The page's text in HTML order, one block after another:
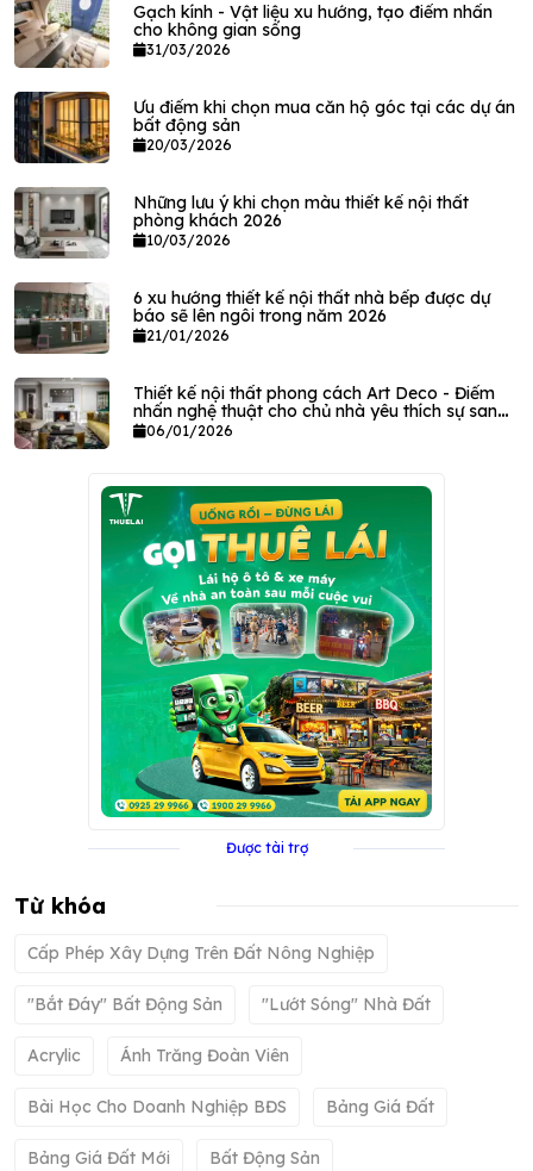
Gạch kính - Vật liệu xu hướng, tạo điểm nhấn
cho không gian sống
31/03/2026
Ưu điểm khi chọn mua căn hộ góc tại các dự án
bất động sản
20/03/2026
Những lưu ý khi chọn màu thiết kế nội thất
phòng khách 2026
10/03/2026
6 xu hướng thiết kế nội thất nhà bếp được dự
báo sẽ lên ngôi trong năm 2026
21/01/2026
Thiết kế nội thất phong cách Art Deco - Điểm
nhấn nghệ thuật cho chủ nhà yêu thích sự sang
trọng
06/01/2026
Được tài trợ
Từ khóa
Cấp Phép Xây Dựng Trên Đất Nông Nghiệp
"bắt Đáy" Bất Động Sản "lướt Sóng" Nhà Đất
Acrylic Ánh Trăng Đoàn Viên
Bài Học Cho Doanh Nghiệp BĐS Bảng Giá Đất
Bảng Giá Đất Mới Bất Động Sản